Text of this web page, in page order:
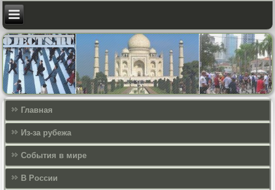
Главная
Из-за рубежа
События в мире
В России